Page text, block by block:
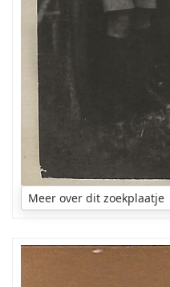
Meer over dit zoekplaatje